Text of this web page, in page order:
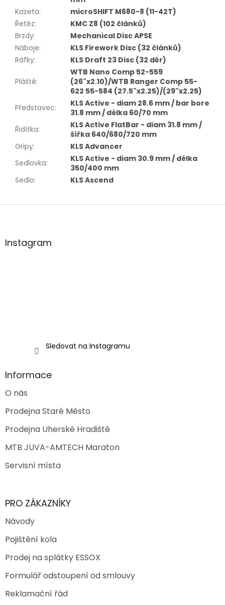
Kazeta:
microSHIFT M680-8 (11-42T)
Řetěz:
KMC Z8 (102 článků)
Brzdy:
Mechanical Disc APSE
Náboje:
KLS Firework Disc (32 článků)
Ráfky: KLS Draft 23 Disc (32 děr)
Pláště:
WTB Nano Comp 52-559
(26"x2.10)/WTB Ranger Comp 55-
622 55-584 (27.5"x2.25)/(29"x2.25)
Představec:
KLS Active - diam 28.6 mm / bar bore
31.8 mm / délka 60/70 mm
Řidítka:
KLS Active FlatBar - diam 31.8 mm /
šířka 640/680/720 mm
Gripy:
KLS Advancer
Sedlovka:
KLS Active - diam 30.9 mm / délka
350/400 mm
Sedlo: KLS Ascend
Z
aInstagram
Sledovat na Instagramu
Informace
O nás
Prodejna Staré Město
Prodejna Uherské Hradiště
MTB JUVA-AMTECH Maraton
Servisní místa
PRO ZÁKAZNÍKY
Návody
Pojištění kola
Prodej na splátky ESSOX
Formulář odstoupení od smlouvy
Reklamační řád